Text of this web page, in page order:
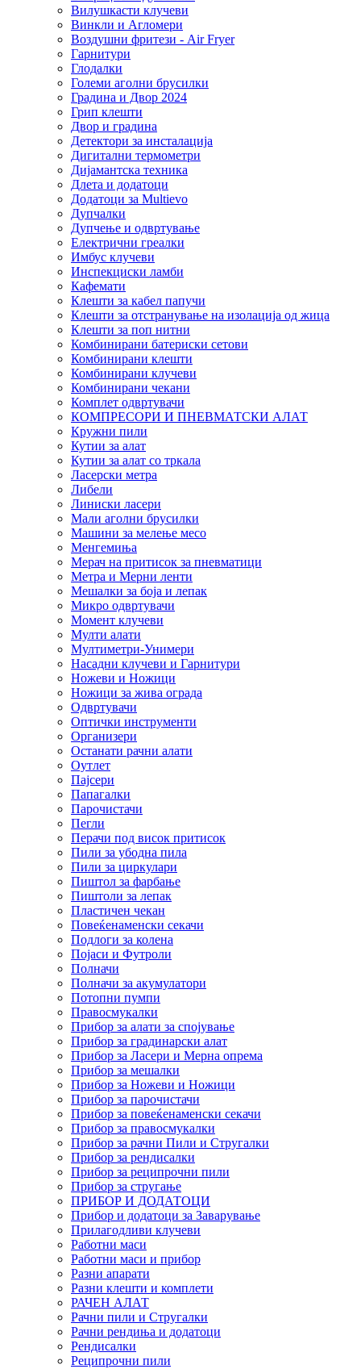
Вилушкасти клучеви
Винкли и Агломери
Воздушни фритези - Air Fryer
Гарнитури
Глодалки
Големи аголни брусилки
Градина и Двор 2024
Грип клешти
Двор и градина
Детектори за инсталација
Дигитални термометри
Дијамантска техника
Длета и додатоци
Додатоци за Multievo
Дупчалки
Дупчење и одвртување
Електрични греалки
Имбус клучеви
Инспекциски ламби
Кафемати
Клешти за кабел папучи
Клешти за отстранување на изолација од жица
Клешти за поп нитни
Комбинирани батериски сетови
Комбинирани клешти
Комбинирани клучеви
Комбинирани чекани
Комплет одвртувачи
КОМПРЕСОРИ И ПНЕВМАТСКИ АЛАТ
Кружни пили
Кутии за алат
Кутии за алат со тркала
Ласерски метра
Либели
Линиски ласери
Мали аголни брусилки
Машини за мелење месо
Менгемиња
Мерач на притисок за пневматици
Метра и Мерни ленти
Мешалки за боја и лепак
Микро одвртувачи
Момент клучеви
Мулти алати
Мултиметри-Унимери
Насадни клучеви и Гарнитури
Ножеви и Ножици
Ножици за жива ограда
Одвртувачи
Оптички инструменти
Организери
Останати рачни алати
Оутлет
Пајсери
Папагалки
Парочистачи
Пегли
Перачи под висок притисок
Пили за убодна пила
Пили за циркулари
Пиштол за фарбање
Пиштоли за лепак
Пластичен чекан
Повеќенаменски секачи
Подлоги за колена
Појаси и Футроли
Полначи
Полначи за акумулатори
Потопни пумпи
Правосмукалки
Прибор за алати за спојување
Прибор за градинарски алат
Прибор за Ласери и Мерна опрема
Прибор за мешалки
Прибор за Ножеви и Ножици
Прибор за парочистачи
Прибор за повеќенаменски секачи
Прибор за правосмукалки
Прибор за рачни Пили и Стругалки
Прибор за рендисалки
Прибор за реципрочни пили
Прибор за стругање
ПРИБОР И ДОДАТОЦИ
Прибор и додатоци за Заварување
Прилагодливи клучеви
Работни маси
Работни маси и прибор
Разни апарати
Разни клешти и комплети
РАЧЕН АЛАТ
Рачни пили и Стругалки
Рачни рендиња и додатоци
Рендисалки
Реципрочни пили